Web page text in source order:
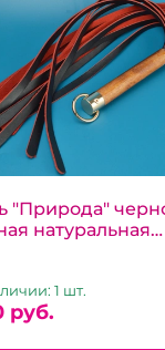
"Природа"
натуральная
1 шт.
pуб.